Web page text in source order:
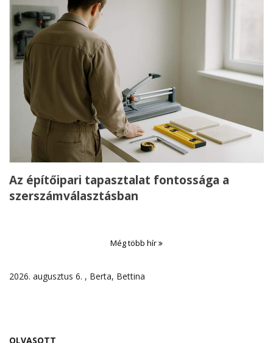
Az építőipari tapasztalat fontossága a
szerszámválasztásban
Még több hír
2026. augusztus 6. , Berta, Bettina
OLVASOTT